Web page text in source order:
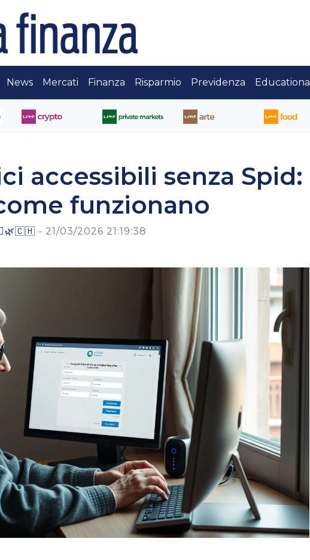
News Mercati Finanza Risparmio Previdenza Educational
accessibili senza Spid:
funzionano
- 21/03/2026 21:19:38